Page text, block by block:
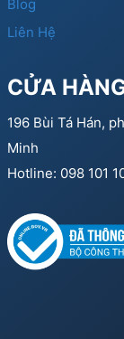
Blog
Liên Hệ
CỬA
196 Bùi Tá Hán,
Minh
Hotline: 098 101